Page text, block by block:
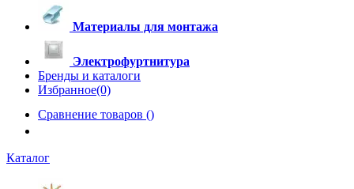
Материалы для монтажа
Электрофуртнитура
Бренды и каталоги
Избранное(0)
Сравнение товаров ()
Каталог